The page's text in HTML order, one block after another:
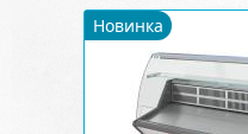
Новинка